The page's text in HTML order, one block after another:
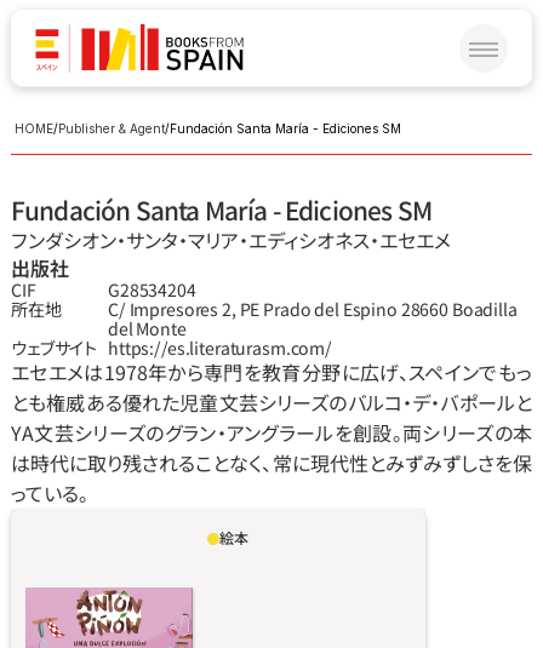
HOME/Publisher & Agent/Fundación Santa María - Ediciones SM
Fundación Santa María - Ediciones SM
フンダシオン‧サンタ‧マリア‧エディシオネス‧エセエメ
出版社
CIF
G28534204
所在地
C/ Impresores 2, PE Prado del Espino 28660 Boadilla
del Monte
ウェブサイト https://es.literaturasm.com/
エセエメは1978年から専門を教育分野に広げ、スペインでもっ
とも権威ある優れた児童文芸シリーズのバルコ・デ・バポールと
YA文芸シリーズのグラン・アングラールを創設。両シリーズの本
は時代に取り残されることなく、常に現代性とみずみずしさを保
っている。
今日、アントン・ピニョンはおばあちゃんのお
気込んでいます。でも案の定、鍋や生クリーム、
チョコレートにまみれたアントンの冒険は、べ
絵本